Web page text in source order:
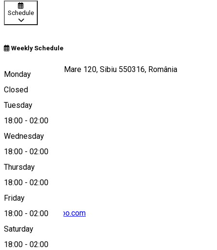
Schedule
Weekly Schedule
Monday
Closed
Tuesday
18:00 - 02:00
Wednesday
18:00 - 02:00
Thursday
18:00 - 02:00
Friday
18:00 - 02:00
Saturday
18:00 - 02:00
Strada Ștefan cel Mare 120, Sibiu 550316, România
Map
heavy.silviu@yahoo.com